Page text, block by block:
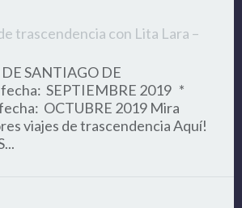
trascendencia con Lita Lara –
SANTIAGO DE
SEPTIEMBRE 2019 *
OCTUBRE 2019 Mira
viajes de trascendencia Aquí!